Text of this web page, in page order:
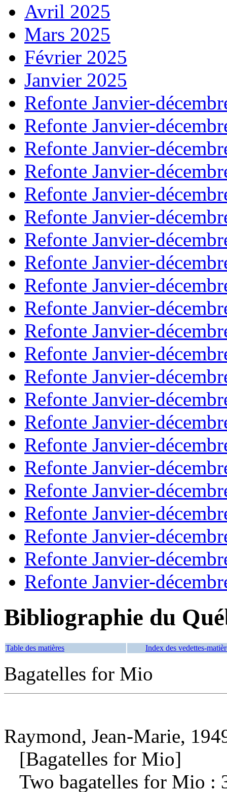
Avril 2025
Mars 2025
Février 2025
Janvier 2025
Refonte Janvier-
Refonte Janvier-
Refonte Janvier-
Refonte Janvier-
Refonte Janvier-
Refonte Janvier-
Refonte Janvier-
Refonte Janvier-
Refonte Janvier-
Refonte Janvier-
Refonte Janvier-
Refonte Janvier-
Refonte Janvier-
Refonte Janvier-
Refonte Janvier-
Refonte Janvier-
Refonte Janvier-
Refonte Janvier-
Refonte Janvier-
Refonte Janvier-
Refonte Janvier-
Refonte Janvier-
Bibliographie du
Table des matières Index des vedettes-
Bagatelles for Mio
Raymond, Jean-Marie,
[Bagatelles for Mio]
Two bagatelles for Mio :